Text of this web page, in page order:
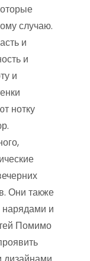
случаю.
и
и
и
нотку
Они также
и
Помимо